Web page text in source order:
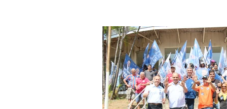
Juntos Podemos Ponto
Pronunciamento Roberto